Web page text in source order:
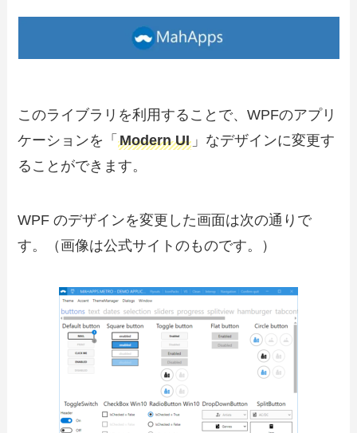
このライブラリを利用することで、WPFのアプリ
ケーションを「Modern UI 」なデザインに変更す
ることができます。
WPF のデザインを変更した画面は次の通りで
す。（画像は公式サイトのものです。）